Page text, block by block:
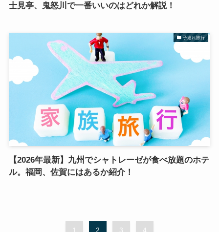
士見亭、鬼怒川で一番いいのはどれか解説！
子連れ旅行
【2026年最新】九州でシャトレーゼが食べ放題のホテ
ル。福岡、佐賀にはあるか紹介！
1 2 3 4